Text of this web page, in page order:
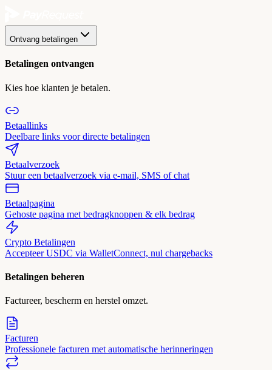
Ontvang betalingen
Betalingen ontvangen
Kies hoe klanten je betalen.
Betaallinks
Deelbare links voor directe betalingen
Betaalverzoek
Stuur een betaalverzoek via e-mail, SMS of chat
Betaalpagina
Gehoste pagina met bedragknoppen & elk bedrag
Crypto Betalingen
Accepteer USDC via WalletConnect, nul chargebacks
Betalingen beheren
Factureer, bescherm en herstel omzet.
Facturen
Professionele facturen met automatische herinneringen